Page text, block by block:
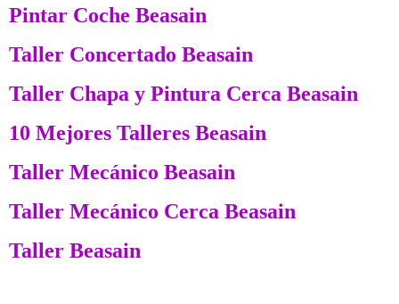
Pintar Coche Beasain
Taller Concertado Beasain
Taller Chapa y Pintura Cerca Beasain
10 Mejores Talleres Beasain
Taller Mecánico Beasain
Taller Mecánico Cerca Beasain
Taller Beasain